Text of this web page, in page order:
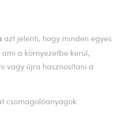
azt jelenti, hogy minden egyes
a környezetbe kerül,
vagy újra hasznosítani a
csomagolóanyagok